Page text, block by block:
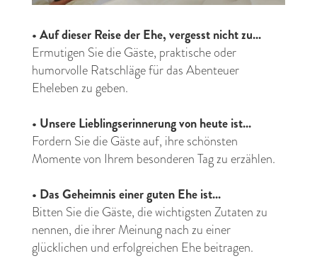
•Auf dieser Reise der Ehe, vergesst nicht zu...
Ermutigen Sie die Gäste, praktische oder
humorvolle Ratschläge für das Abenteuer
Eheleben zu geben.
• Unsere Lieblingserinnerung von heute ist...
Fordern Sie die Gäste auf, ihre schönsten
Momente von Ihrem besonderen Tag zu erzählen.
• Das Geheimnis einer guten Ehe ist...
Bitten Sie die Gäste, die wichtigsten Zutaten zu
nennen, die ihrer Meinung nach zu einer
glücklichen und erfolgreichen Ehe beitragen.